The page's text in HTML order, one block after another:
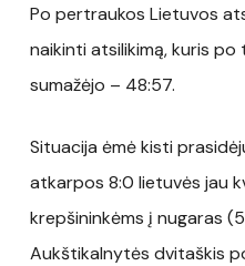
Po pertraukos Lietuvos
naikinti atsilikimą, kuris po
sumažėjo – 48:57.
Situacija ėmė kisti
atkarpos 8:0 lietuvės jau
krepšininkėms į nugaras
Aukštikalnytės dvitaškis